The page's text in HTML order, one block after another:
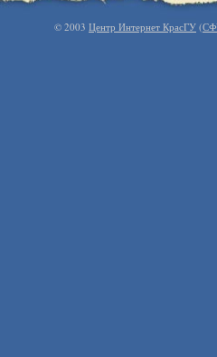
© 2003 Центр Интернет КрасГУ (